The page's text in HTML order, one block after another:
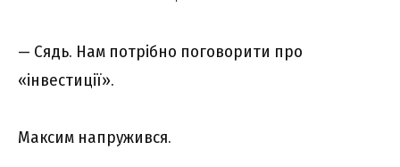
— Сядь. Нам потрібно поговорити про
«інвестиції».
Максим напружився.